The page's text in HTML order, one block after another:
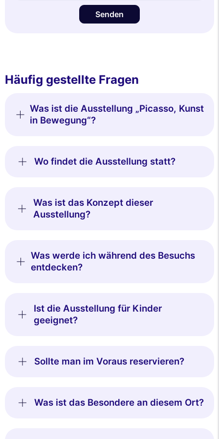
Senden
Häufig gestellte Fragen
Was ist die Ausstellung „Picasso, Kunst
in Bewegung“?
Wo findet die Ausstellung statt?
Was ist das Konzept dieser
Ausstellung?
Was werde ich während des Besuchs
entdecken?
Ist die Ausstellung für Kinder
geeignet?
Sollte man im Voraus reservieren?
Was ist das Besondere an diesem Ort?